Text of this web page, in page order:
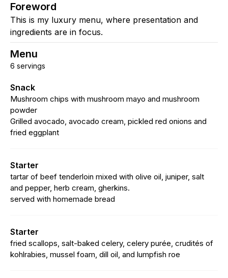
Foreword
This is my luxury menu, where presentation and
ingredients are in focus.
Menu
6 servings
Snack
Mushroom chips with mushroom mayo and mushroom
powder
Grilled avocado, avocado cream, pickled red onions and
fried eggplant
Starter
tartar of beef tenderloin mixed with olive oil, juniper, salt
and pepper, herb cream, gherkins.
served with homemade bread
Starter
fried scallops, salt-baked celery, celery purée, crudités of
kohlrabies, mussel foam, dill oil, and lumpfish roe